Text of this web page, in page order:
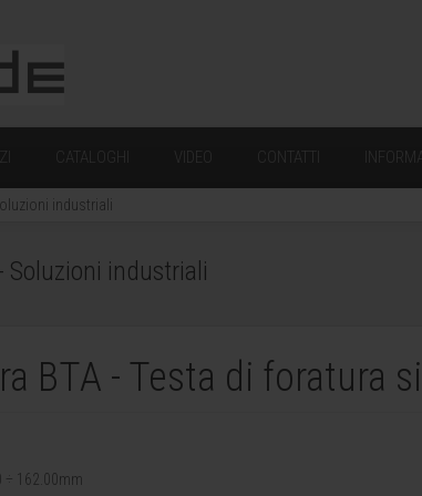
CATALOGHI VIDEO CONTATTI
industriali
industriali
BTA - Testa di foratura
÷ 162.00mm